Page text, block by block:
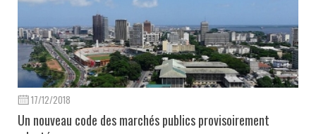
17/12/2018
Un nouveau code des marchés publics provisoirement